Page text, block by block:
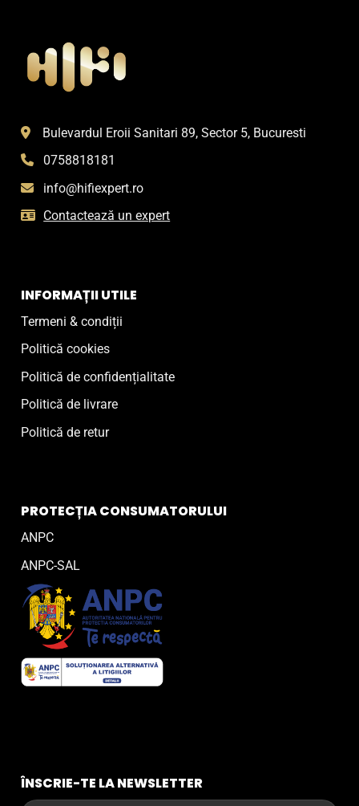
Bulevardul Eroii Sanitari 89, Sector 5, Bucuresti
0758818181
info@hifiexpert.ro
Contactează un expert
INFORMAȚII UTILE
Termeni & condiții
Politică cookies
Politică de confidențialitate
Politică de livrare
Politică de retur
PROTECȚIA CONSUMATORULUI
ANPC
ANPC-SAL
ÎNSCRIE-TE LA NEWSLETTER